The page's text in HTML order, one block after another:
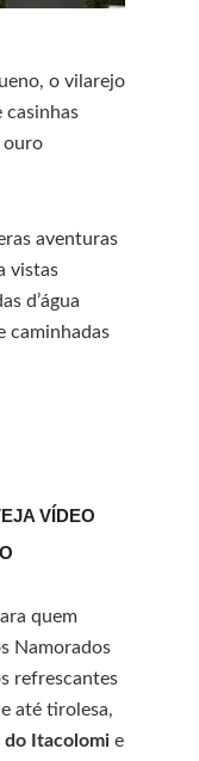
o vilarejo
casinhas
ouro
aventuras
vistas
d’água
caminhadas
VÍDEO
quem
Namorados
refrescantes
até tirolesa,
do Itacolomi e